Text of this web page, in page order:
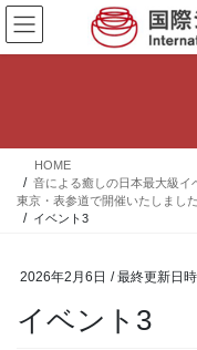
コ
ン
テ
ス
ナ
ビ
ゲ
ン
HOME
音による癒しの日本最大級イ
東京・表参道で開催いたしました
イベント3
2026年2月6日 / 最終更新日
イベント3